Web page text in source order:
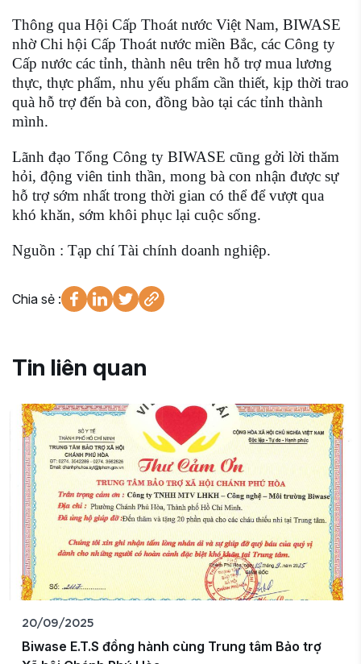
Thông qua Hội Cấp Thoát nước Việt Nam, BIWASE
nhờ Chi hội Cấp Thoát nước miền Bắc, các Công ty
Cấp nước các tỉnh, thành nêu trên hỗ trợ mua lương
thực, thực phẩm, nhu yếu phẩm cần thiết, kịp thời trao
quà hỗ trợ đến bà con, đồng bào tại các tỉnh thành
mình.
Lãnh đạo Tổng Công ty BIWASE cũng gởi lời thăm
hỏi, động viên tinh thần, mong bà con nhận được sự
hỗ trợ sớm nhất trong thời gian có thể để vượt qua
khó khăn, sớm khôi phục lại cuộc sống.
Nguồn : Tạp chí Tài chính doanh nghiệp.
Chia sẻ :
Tin liên quan
09/2025
E.T.S đồng hành cùng Trung tâm Bảo trợ